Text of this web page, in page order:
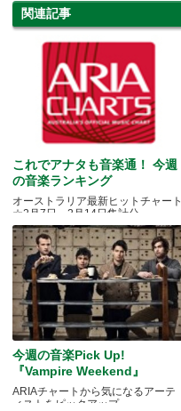
関連記事
これでアナタも音楽通！ 今週
の音楽ランキング
オーストラリア最新ヒットチャート
☆2月7日～2月14日集計分
今週の音楽Pick Up!
『Vampire Weekend』
ARIAチャートから気になるアーテ
ィストをピックアップ